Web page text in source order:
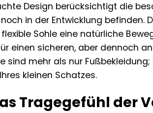
Design berücksichtigt die
in der Entwicklung befinden.
Sohle eine natürliche
einen sicheren, aber dennoch
sind mehr als nur
kleinen Schatzes.
Tragegefühl der